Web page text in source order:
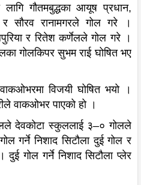
गौतमबुद्धका आयूष प्रधान,
सौरव रानामगरले गोल गरे ।
र रितेश कर्णेलले गोल गरे ।
गोलकिपर सुभम राई घोषित भए
विजयी घोषित भयो ।
वाकओभर पाएको हो ।
देवकोटा स्कुललाई ३–० गोलले
गर्ने निशाद सिटौला दुई गोल र
गोल गर्ने निशाद सिटौला प्लेर